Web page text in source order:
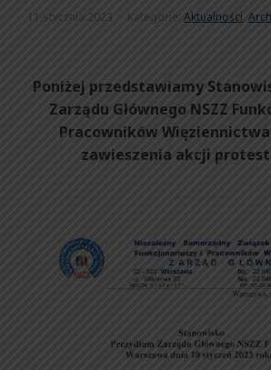
11 stycznia 2023 Kategorie: Aktualności,
Poniżej przedstawiamy
Zarządu Głównego NSZZ
Pracowników
zawieszenia akcji